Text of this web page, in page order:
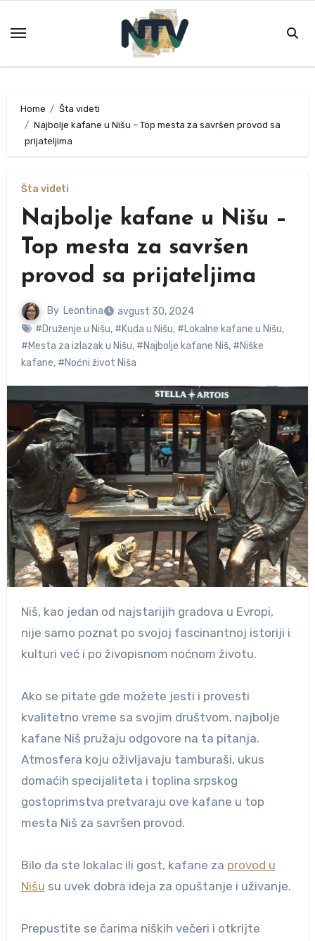
Home
Šta videti
Najbolje kafane u Nišu – Top mesta za savršen provod sa
prijateljima
Šta videti
Najbolje kafane u Nišu –
Top mesta za savršen
provod sa prijateljima
By Leontina
avgust 30, 2024
#Druženje u Nišu, #Kuda u Nišu, #Lokalne kafane u Nišu,
#Mesta za izlazak u Nišu, #Najbolje kafane Niš, #Niške
kafane, #Noćni život Niša
Niš, kao jedan od najstarijih gradova u Evropi,
nije samo poznat po svojoj fascinantnoj istoriji i
kulturi već i po živopisnom noćnom životu.
Ako se pitate gde možete jesti i provesti
kvalitetno vreme sa svojim društvom, najbolje
kafane Niš pružaju odgovore na ta pitanja.
Atmosfera koju oživljavaju tamburaši, ukus
domaćih specijaliteta i toplina srpskog
gostoprimstva pretvaraju ove kafane u top
mesta Niš za savršen provod.
Bilo da ste lokalac ili gost, kafane za provod u
Nišu su uvek dobra ideja za opuštanje i uživanje.
Prepustite se čarima niških večeri i otkrijte